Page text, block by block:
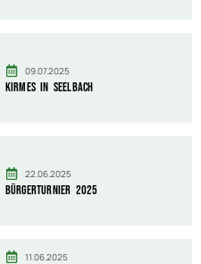
09.07.2025
Kirmes in Seelbach
22.06.2025
Bürgerturnier 2025
11.06.2025